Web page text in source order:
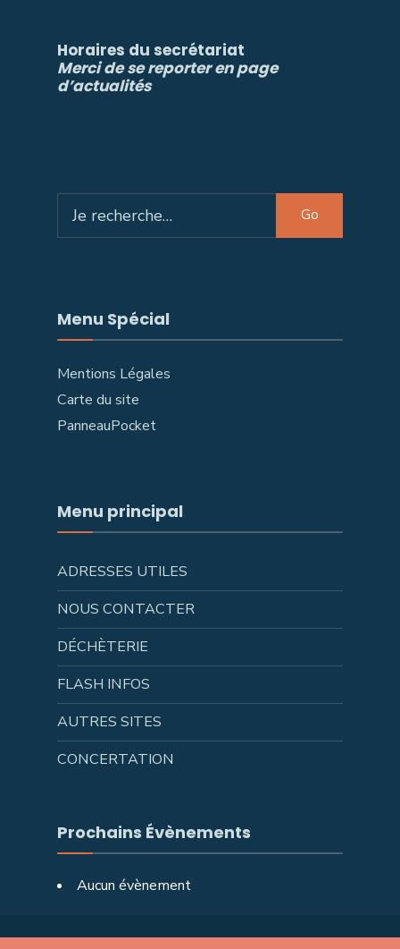
Horaires du secrétariat
Merci de se reporter en page
d’actualités
for:
Go
Menu Spécial
Mentions Légales
Carte du site
PanneauPocket
Menu principal
ADRESSES UTILES
NOUS CONTACTER
DÉCHÈTERIE
FLASH INFOS
AUTRES SITES
CONCERTATION
Prochains Évènements
Aucun évènement